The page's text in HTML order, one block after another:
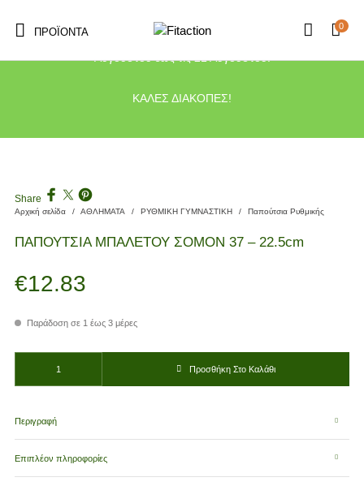
Το κατάστημα μας θα παραμείνει κλειστό λόγω διακοπών από τις 10
Αυγούστου έως τις 21 Αυγούστου.
ΚΑΛΕΣ ΔΙΑΚΟΠΕΣ!
ΠΡΟΪΌΝΤΑ
0
Αρχική σελίδα / ΑΘΛΗΜΑΤΑ / ΡΥΘΜΙΚΗ ΓΥΜΝΑΣΤΙΚΗ / Παπούτσια Ρυθμικής
ΠΑΠΟΥΤΣΙΑ ΜΠΑΛΕΤΟΥ ΣΟΜΟΝ 37 – 22.5cm
€12.83
Παράδοση σε 1 έως 3 μέρες
Προσθήκη Στο Καλάθι
Share
Περιγραφή
Επιπλέον πληροφορίες